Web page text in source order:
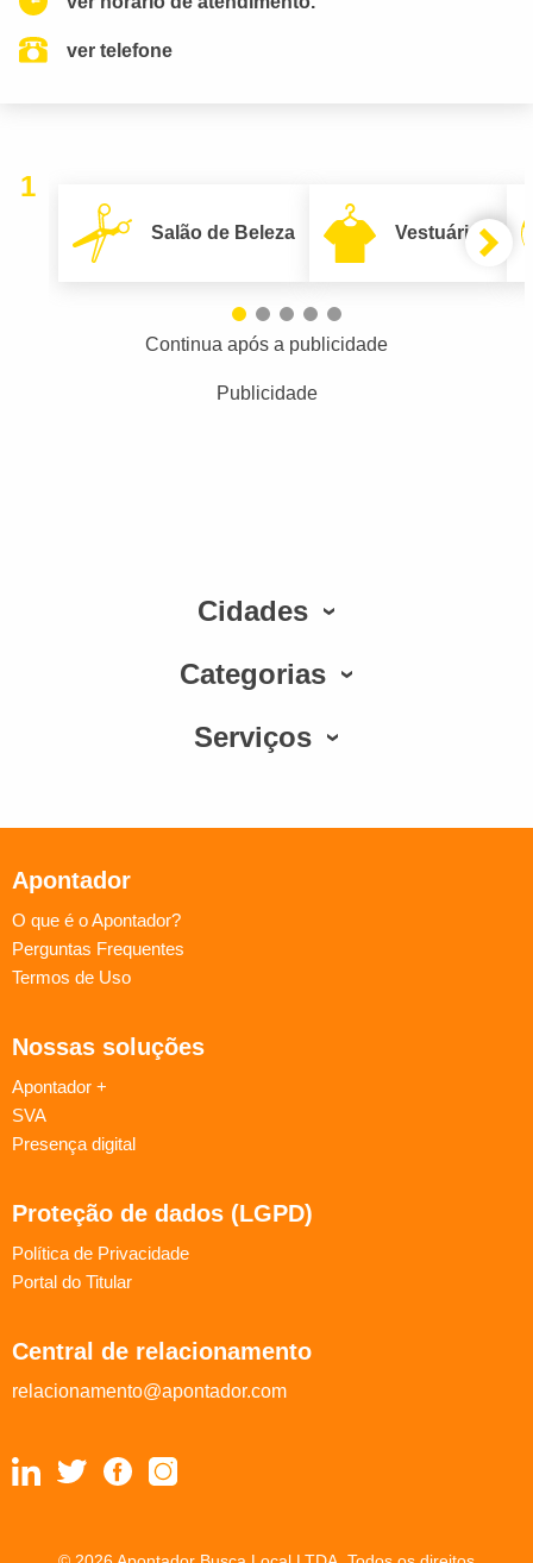
ver telefone
1
Salão de Beleza Vestuário
Continua após a publicidade
Publicidade
Cidades
Categorias
Serviços
Apontador
O que é o Apontador?
Perguntas Frequentes
Termos de Uso
Nossas soluções
Apontador +
SVA
Presença digital
Proteção de dados (LGPD)
Política de Privacidade
Portal do Titular
Central de relacionamento
relacionamento@apontador.com